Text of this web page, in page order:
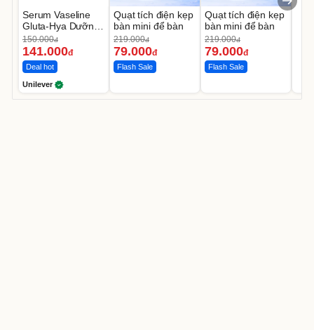
Serum Vaseline
Gluta-Hya Dưỡng
Da Sáng Mịn Sau
7 Ngày
150.000đ
141.000đ
Deal hot
Unilever
Quạt tích điện kẹp
bàn mini để bàn
219.000đ
79.000đ
Flash Sale
Quạt tích điện kẹp
bàn mini để bàn
219.000đ
79.000đ
Flash Sale